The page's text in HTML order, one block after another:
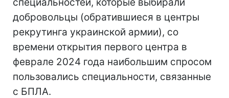
добровольцы (обратившиеся в центры
рекрутинга украинской армии), со
времени открытия первого центра в
феврале 2024 года наибольшим спросом
пользовались специальности, связанные
с БПЛА.